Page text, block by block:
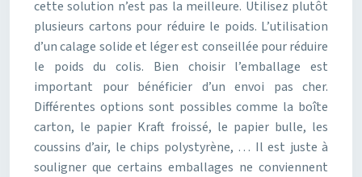
cette solution n’est pas la meilleure. Utilisez plutôt
plusieurs cartons pour réduire le poids. L’utilisation
d’un calage solide et léger est conseillée pour réduire
le poids du colis. Bien choisir l’emballage est
important pour bénéficier d’un envoi pas cher.
Différentes options sont possibles comme la boîte
carton, le papier Kraft froissé, le papier bulle, les
coussins d’air, le chips polystyrène, … Il est juste à
souligner que certains emballages ne conviennent